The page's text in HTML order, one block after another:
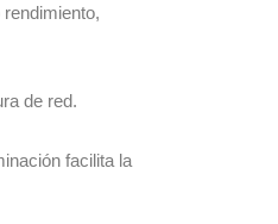
de red.
facilita la